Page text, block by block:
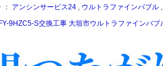
アンシンサービス24, ウルトラファインバブル,
9HZC5-S交換工事 大垣市ウルトラファインバ